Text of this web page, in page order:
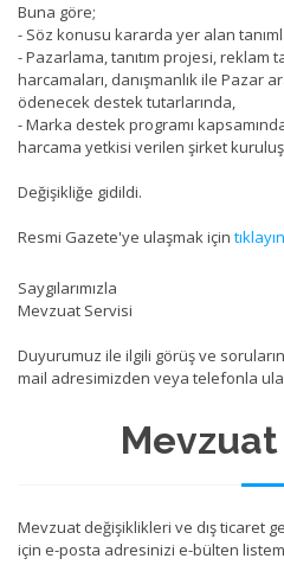
Mevzuat değişiklikleri ve dış ticaret
için e-posta adresinizi e-bülten
Buna göre;
- Söz konusu kararda yer alan
- Pazarlama, tanıtım projesi, reklam
harcamaları, danışmanlık ile Pazar
ödenecek destek tutarlarında,
- Marka destek programı
harcama yetkisi verilen şirket
Değişikliğe gidildi.
Resmi Gazete'ye ulaşmak için
Saygılarımızla
Mevzuat Servisi
Duyurumuz ile ilgili görüş ve
mail adresimizden veya telefonla